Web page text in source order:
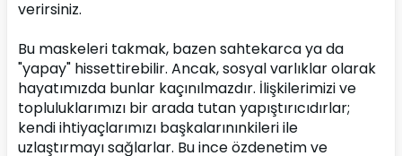
verirsiniz.
Bu maskeleri takmak, bazen sahtekarca ya da
"yapay" hissettirebilir. Ancak, sosyal varlıklar olarak
hayatımızda bunlar kaçınılmazdır. İlişkilerimizi ve
topluluklarımızı bir arada tutan yapıştırıcıdırlar;
kendi ihtiyaçlarımızı başkalarınınkileri ile
uzlaştırmayı sağlarlar. Bu ince özdenetim ve